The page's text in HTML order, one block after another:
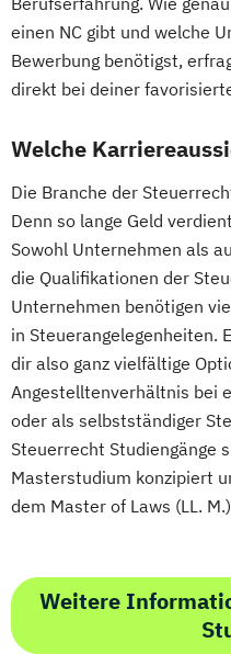
einen NC gibt und welche
Bewerbung benötigst,
direkt bei deiner
Welche
Die Branche der
Denn so lange Geld
Sowohl Unternehmen als
die Qualifikationen der
Unternehmen benötigen
in Steuerangelegenheiten.
dir also ganz vielfältige
Angestelltenverhältnis bei
oder als selbstständiger
Steuerrecht Studiengänge
Masterstudium konzipiert
dem Master of Laws (LL.
Weitere